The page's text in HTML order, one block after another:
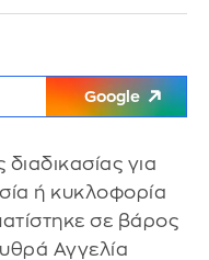
Google
για
ή κυκλοφορία
σε βάρος
Αγγελία